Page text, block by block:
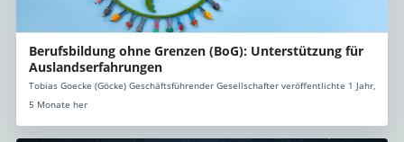
Berufsbildung ohne Grenzen (BoG): Unterstützung für
Auslandserfahrungen
Tobias Goecke (Göcke) Geschäftsführender Gesellschafter veröffentlichte 1 Jahr,
5 Monate her